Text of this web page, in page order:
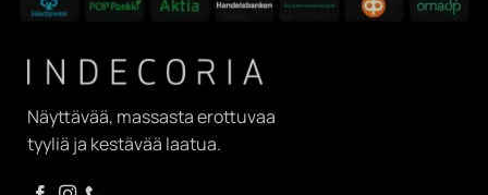
Näyttävää, massasta erottuvaa
tyyliä ja kestävää laatua.